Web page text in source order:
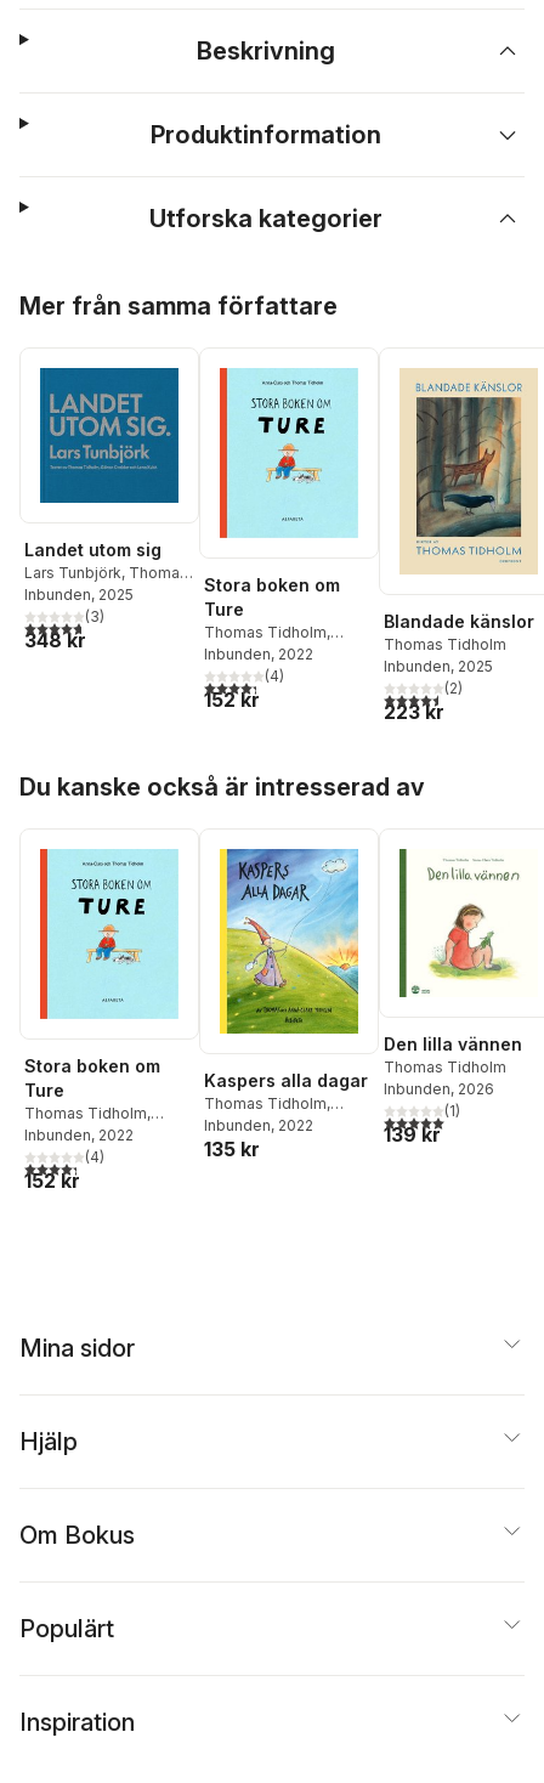
Beskrivning
Produktinformation
Utforska kategorier
Mer från samma författare
Landet utom sig
Lars Tunbjörk, Thomas
Tidholm,Göran Greider
Lena Kvist
Inbunden, 2025
4,7utav 5 stjärnor. Totalt antal röster:
(3)
348 kr
Stora boken om
Ture
Thomas Tidholm,
Anna-Clara Tidholm
Inbunden, 2022
4,3utav 5 stjärnor. Totalt antal röster:
(4)
152 kr
Blandade känslor
Thomas Tidholm
Inbunden, 2025
4,5utav 5 stjärnor.
(2)
223 kr
Du kanske också är intresserad av
Stora boken om
Ture
Thomas Tidholm,
Anna-Clara Tidholm
Inbunden, 2022
4,3utav 5 stjärnor. Totalt antal röster:
(4)
152 kr
Kaspers alla dagar
Thomas Tidholm,
Anna-Clara Tidholm
Inbunden, 2022
135 kr
Den lilla vännen
Thomas Tidholm
Inbunden, 2026
5,0utav 5 stjärnor.
(1)
139 kr
Mina sidor
Hjälp
Om Bokus
Populärt
Inspiration